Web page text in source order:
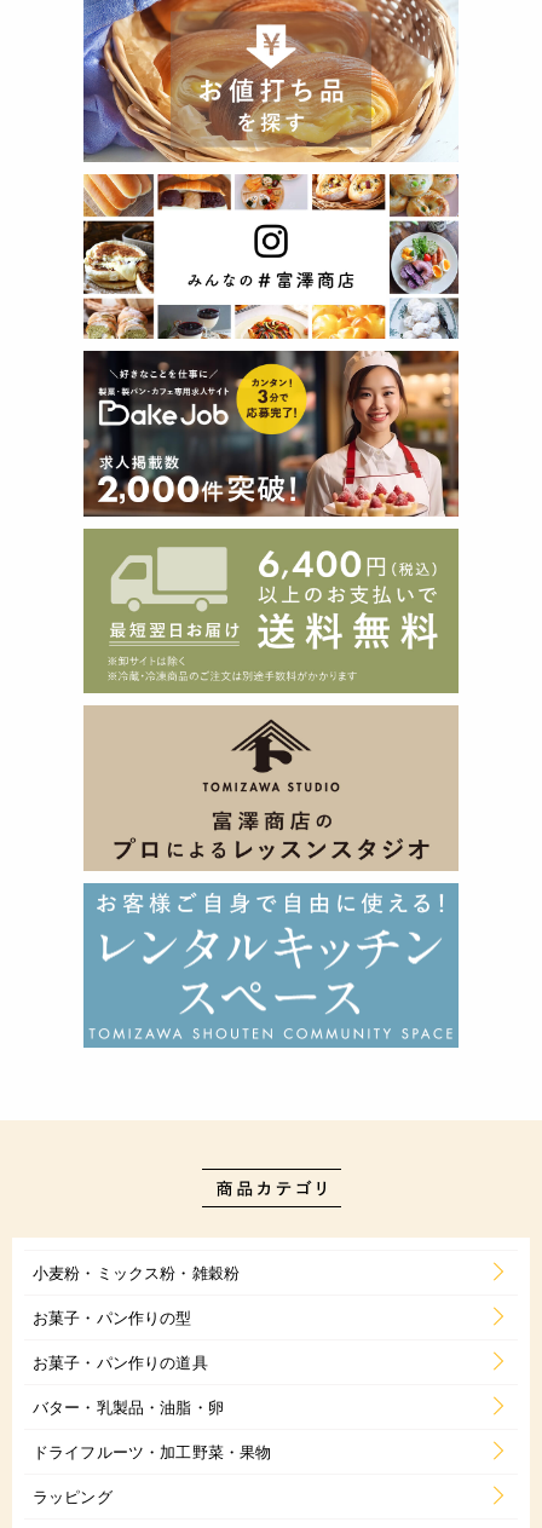
小麦粉・ミックス粉・雑穀粉
お菓子・パン作りの型
お菓子・パン作りの道具
バター・乳製品・油脂・卵
ドライフルーツ・加工野菜・果物
ラッピング